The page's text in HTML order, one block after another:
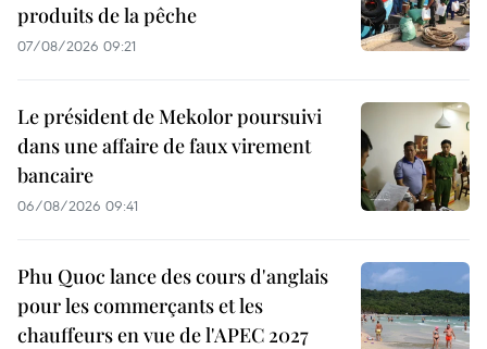
produits de la pêche
07/08/2026 09:21
Le président de Mekolor poursuivi
dans une affaire de faux virement
bancaire
06/08/2026 09:41
Phu Quoc lance des cours d'anglais
pour les commerçants et les
chauffeurs en vue de l'APEC 2027